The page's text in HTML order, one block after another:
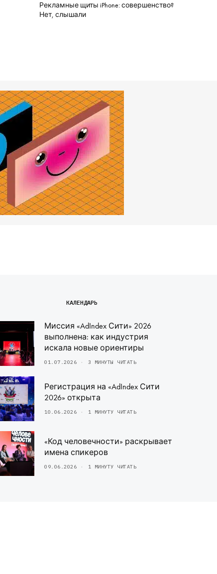
Рекламные щиты iPhone: совершенство?
Нет, слышали
КАЛЕНДАРЬ
Миссия «AdIndex Сити» 2026
выполнена: как индустрия
искала новые ориентиры
01.07.2026 3 МИНУТЫ ЧИТАТЬ
Регистрация на «AdIndex Сити
2026» открыта
10.06.2026 1 МИНУТУ ЧИТАТЬ
«Код человечности» раскрывает
имена спикеров
09.06.2026 1 МИНУТУ ЧИТАТЬ